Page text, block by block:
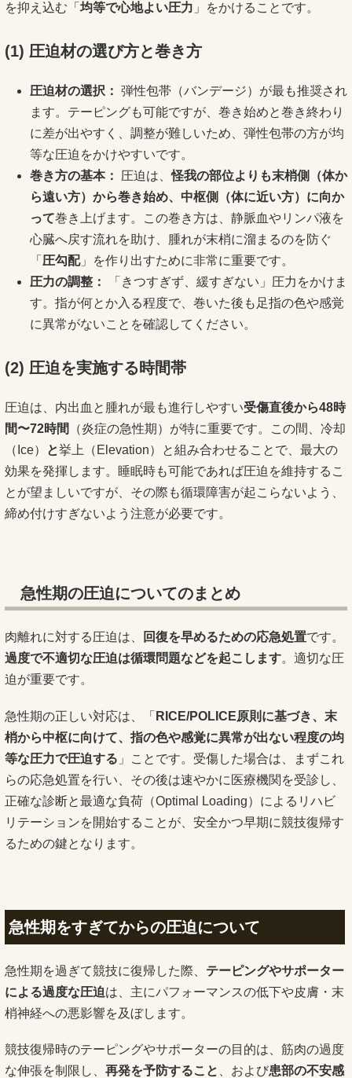
を抑え込む「 均等で心地よい圧力 」をかけることです。
(1) 圧迫材の選び方と巻き方
圧迫材の選択： 弾性包帯（バンデージ）が最も推奨され
ます。テーピングも可能ですが、巻き始めと巻き終わり
に差が出やすく、調整が難しいため、弾性包帯の方が均
等な圧迫をかけやすいです。
巻き方の基本：
圧迫は、怪我の部位よりも末梢側（体か
ら遠い方）から巻き始め、中枢側（体に近い方）に向か
って巻き上げます。この巻き方は、静脈血やリンパ液を
心臓へ戻す流れを助け、腫れが末梢に溜まるのを防ぐ
「 圧勾配」を作り出すために非常に重要です。
圧力の調整：
「きつすぎず、緩すぎない」圧力をかけま
す。指が何とか入る程度で、巻いた後も足指の色や感覚
に異常がないことを確認してください。
(2) 圧迫を実施する時間帯
圧迫は、内出血と腫れが最も進行しやすい受傷直後から48時
間〜72時間
（炎症の急性期）が特に重要です。この間、冷却
（Ice）
と挙上（Elevation）と組み合わせることで、最大の
効果を発揮します。睡眠時も可能であれば圧迫を維持するこ
とが望ましいですが、その際も循環障害が起こらないよう、
締め付けすぎないよう注意が必要です。
急性期の圧迫についてのまとめ
肉離れに対する圧迫は、 回復を早めるための応急処置です。
過度で不適切な圧迫は循環問題などを起こします。適切な圧
迫が重要です。
急性期の正しい対応は、「 RICE/POLICE原則に基づき、末
梢から中枢に向けて、指の色や感覚に異常が出ない程度の均
等な圧力で圧迫する 」ことです。受傷した場合は、まずこれ
らの応急処置を行い、その後は速やかに医療機関を受診し、
正確な診断と最適な負荷（Optimal Loading）によるリハビ
リテーションを開始することが、安全かつ早期に競技復帰す
るための鍵となります。
急性期をすぎてからの圧迫について
急性期を過ぎて競技に復帰した際、 テーピングやサポーター
による過度な圧迫は、主にパフォーマンスの低下や皮膚・末
梢神経への悪影響を及ぼします。
競技復帰時のテーピングやサポーターの目的は、筋肉の過度
な伸張を制限し、 再発を予防すること 、および患部の不安感